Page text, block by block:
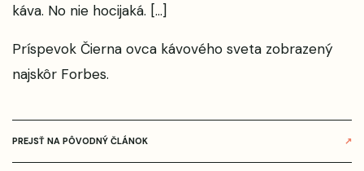
káva. No nie hocijaká. […]
Príspevok Čierna ovca kávového sveta zobrazený
najskôr Forbes.
PREJSŤ NA PÔVODNÝ ČLÁNOK ↗